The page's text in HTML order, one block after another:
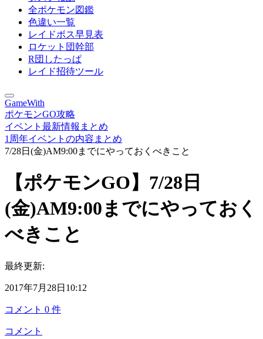
全ポケモン図鑑
色違い一覧
レイドボス早見表
ロケット団幹部
R団したっぱ
レイド招待ツール
GameWith
ポケモンGO攻略
イベント最新情報まとめ
1周年イベントの内容まとめ
7/28日(金)AM9:00までにやっておくべきこと
【ポケモンGO】7/28日
(金)AM9:00までにやっておく
べきこと
最終更新:
2017年7月28日10:12
コメント 0 件
コメント